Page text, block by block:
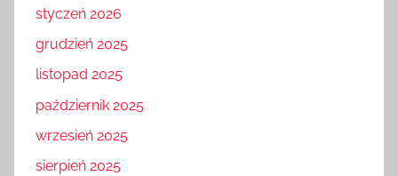
styczeń 2026
grudzień 2025
listopad 2025
październik 2025
wrzesień 2025
sierpień 2025